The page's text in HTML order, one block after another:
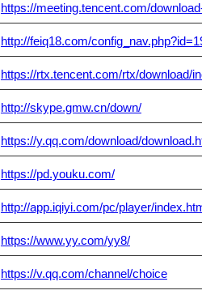
https://meeting.tencent.com/
http://feiq18.com/
https://rtx.tencent.com/rtx/download/
http://skype.gmw.cn/down/
https://y.qq.com/download/
https://pd.youku.com/
http://app.iqiyi.com/pc/player/
https://www.yy.com/yy8/
https://v.qq.com/channel/choice